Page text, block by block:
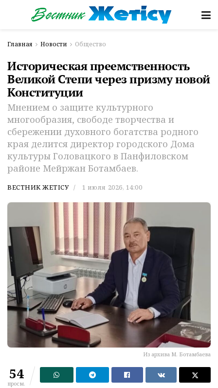
Главная Новости Общество
Историческая преемственность
Великой Степи через призму новой
Конституции
Мнением о защите культурного
многообразия, свободе творчества и
сбережении духовного богатства родного
края делится директор городского Дома
культуры Головацкого в Панфиловском
районе Мейржан Ботамбаев.
ВЕСТНИК ЖЕТІСУ 1 июля 2026, 14:00
Из архива М. Ботамбаева
54
просм.